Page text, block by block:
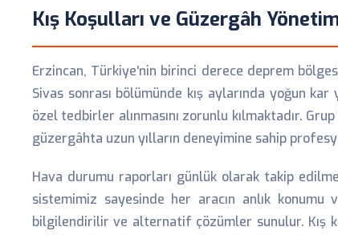
Kış Koşulları ve Güzergâh
Erzincan, Türkiye'nin birinci derece deprem
Sivas sonrası bölümünde kış aylarında yoğun
özel tedbirler alınmasını zorunlu kılmaktadır.
güzergâhta uzun yılların deneyimine sahip
Hava durumu raporları günlük olarak takip
sistemimiz sayesinde her aracın anlık
bilgilendirilir ve alternatif çözümler sunulur. Kış